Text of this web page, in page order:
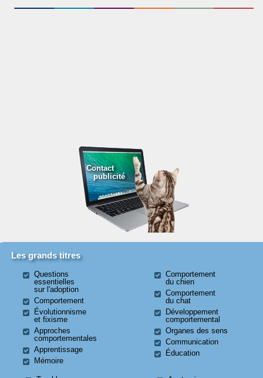
Contact
publicité
Les grands titres
Questions
essentielles
sur l'adoption
Comportement
Évolutionnisme
et fixisme
Approches
comportementales
Apprentissage
Mémoire
Comportement
du chien
Comportement
du chat
Développement
comportemental
Organes des sens
Communication
Éducation